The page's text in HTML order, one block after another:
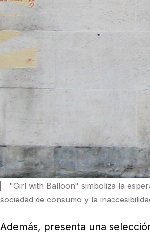
"Girl with Balloon" simboliza la
sociedad de consumo y la
Además, presenta una